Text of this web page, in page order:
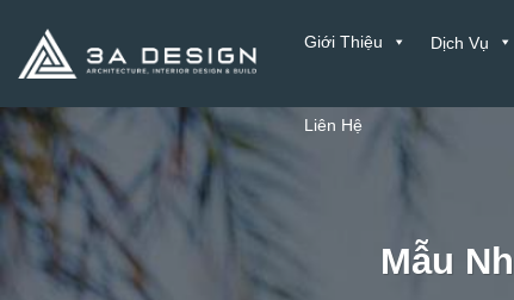
nội
dung
Giới Thiệu Dịch Vụ
Liên Hệ
Mẫu